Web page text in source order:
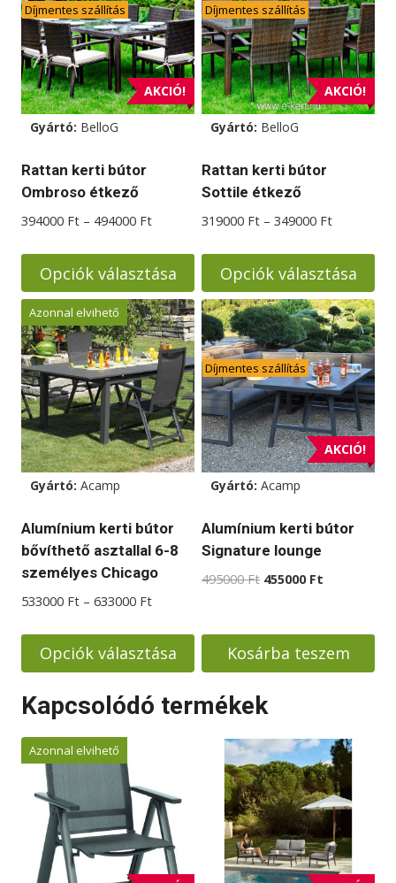
AKCIÓ!
Díjmentes szállítás
Gyártó: BelloG
Rattan kerti bútor
Ombroso étkező
394000 Ft – 494000 FtÁrtartomány:
-
494000 Ft
Opciók választása
Ennek
a
terméknek
több
variációja
van.
A
változatok
termékoldalon
választhatók
ki
AKCIÓ!
Díjmentes szállítás
Gyártó: BelloG
Rattan kerti bútor
Sottile étkező
319000 Ft – 349000 Ft
-
349000 Ft
Opciók választása
Ennek
a
terméknek
több
variációja
van.
A
változatok
termékoldalon
választhatók
Azonnal elvihető
Gyártó: Acamp
Alumínium kerti bútor
bővíthető asztallal 6-8
személyes Chicago
533000 Ft – 633000 FtÁrtartomány:
-
633000 Ft
Opciók választása
a
több
variációja
van.
változatok
AKCIÓ!
Díjmentes szállítás
Gyártó: Acamp
Alumínium kerti bútor
Signature lounge
495000Ft Original
495000 Ft.
455000 Ft
455000 Ft.
Kosárba teszem
Kapcsolódó termékek
Azonnal elvihető